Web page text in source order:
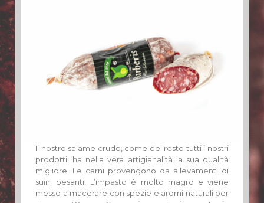
Il nostro salame crudo, come del resto tutti i nostri
prodotti, ha nella vera artigianalità la sua qualità
migliore. Le carni provengono da allevamenti di
suini pesanti. L’impasto è molto magro e viene
messo a macerare con spezie e aromi naturali per